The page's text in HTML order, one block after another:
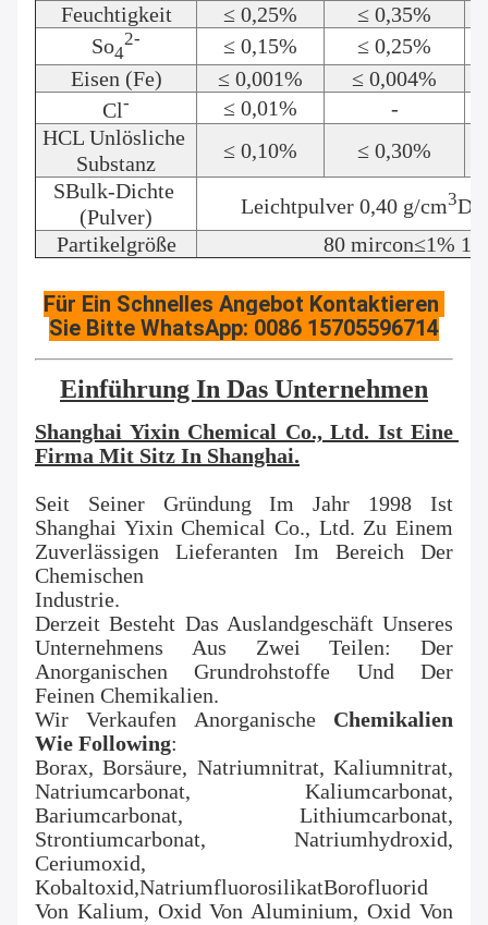
Feuchtigkeit ≤ 0,25%
≤ 0,35%
So4
2- ≤ 0,15%
≤ 0,25%
Eisen (Fe)
≤ 0,001%
≤ 0,004%
Cl- ≤ 0,01%
-
HCL Unlösliche
Substanz
≤ 0,10%
≤ 0,30%
SBulk-Dichte
(Pulver)
Leichtpulver 0,40 g/cm3
Partikelgröße
80 mircon≤1%
Für Ein Schnelles Angebot Kontaktieren
Sie Bitte WhatsApp: 0086 15705596714
Einführung In Das Unternehmen
Shanghai Yixin Chemical Co., Ltd. Ist Eine
Firma Mit Sitz In Shanghai.
Seit Seiner Gründung Im Jahr 1998 Ist
Shanghai Yixin Chemical Co., Ltd. Zu Einem
Zuverlässigen Lieferanten Im Bereich Der
Chemischen
Industrie.
Derzeit Besteht Das Auslandgeschäft Unseres
Unternehmens Aus Zwei Teilen: Der
Anorganischen Grundrohstoffe Und Der
Feinen Chemikalien.
Wir Verkaufen Anorganische
Chemikalien
Wie FollowinG:
Borax, Borsäure, Natriumnitrat, Kaliumnitrat,
Natriumcarbonat, Kaliumcarbonat,
Bariumcarbonat, Lithiumcarbonat,
Strontiumcarbonat, Natriumhydroxid,
Ceriumoxid,
Kobaltoxid,NatriumfluorosilikatBorofluorid
Von Kalium, Oxid Von Aluminium, Oxid Von